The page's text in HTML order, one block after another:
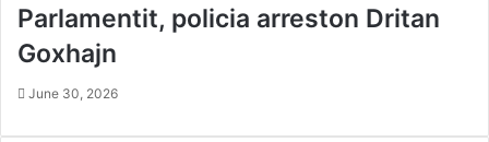
Parlamentit, policia arreston Dritan
Goxhajn
June 30, 2026